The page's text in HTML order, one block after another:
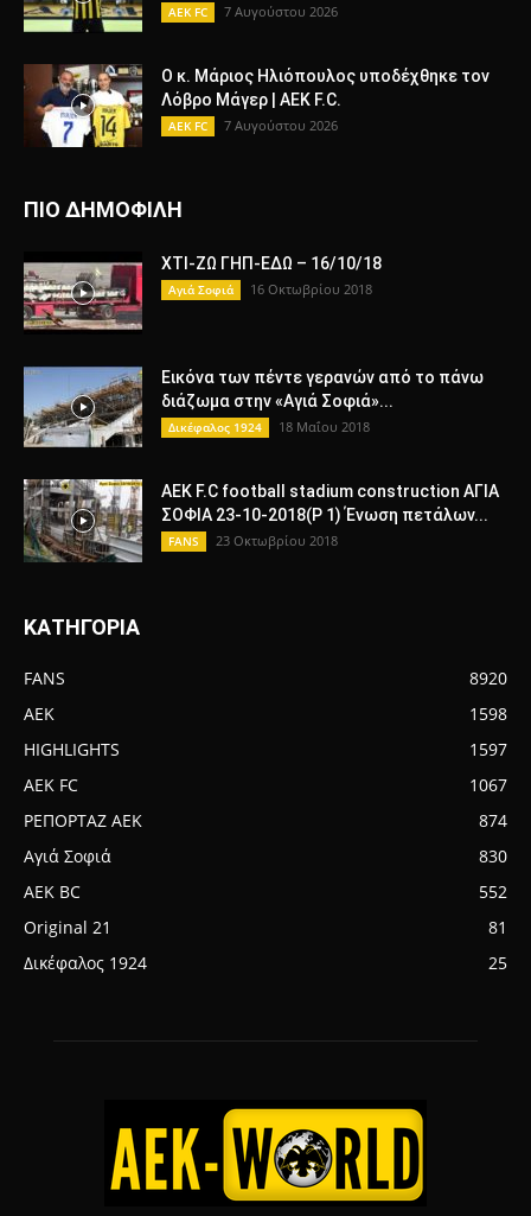
AEK FC 7 Αυγούστου 2026
Ο κ. Μάριος Ηλιόπουλος υποδέχθηκε τον
Λόβρο Μάγερ | AEK F.C.
AEK FC 7 Αυγούστου 2026
ΠΙΟ ΔΗΜΟΦΙΛΗ
ΧΤΙ-ΖΩ ΓΗΠ-ΕΔΩ – 16/10/18
Αγιά Σοφιά 16 Οκτωβρίου 2018
Εικόνα των πέντε γερανών από το πάνω
διάζωμα στην «Αγιά Σοφιά»...
Δικέφαλος 1924 18 Μαΐου 2018
AEK F.C football stadium construction ΑΓΙΑ
ΣΟΦΙΑ 23-10-2018(P 1) Ένωση πετάλων...
FANS 23 Οκτωβρίου 2018
ΚΑΤΗΓΟΡΙΑ
FANS
8920
AEK
1598
HIGHLIGHTS
1597
AEK FC
1067
ΡΕΠΟΡΤΑΖ ΑΕΚ
874
Αγιά Σοφιά
830
AEK BC
552
Original 21
81
Δικέφαλος 1924
25